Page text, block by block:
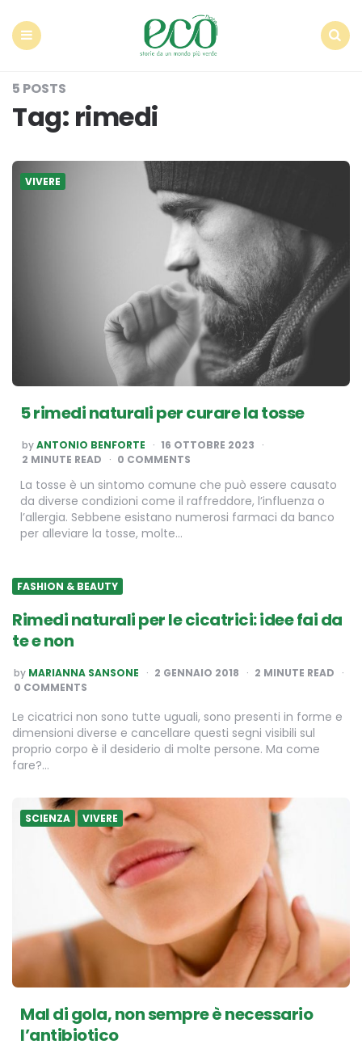
5 POSTS
Tag: rimedi
VIVERE
5 rimedi naturali per curare la tosse
POSTED
BY
byANTONIO BENFORTE
16 OTTOBRE 2023
2 MINUTE READ 0 COMMENTS
La tosse è un sintomo comune che può essere causato
da diverse condizioni come il raffreddore, l’influenza o
l’allergia. Sebbene esistano numerosi farmaci da banco
per alleviare la tosse, molte…
FASHION & BEAUTY
Rimedi naturali per le cicatrici: idee fai da
te e non
POSTED
BY
by MARIANNA SANSONE 2 GENNAIO 2018 2 MINUTE READ
0 COMMENTS
Le cicatrici non sono tutte uguali, sono presenti in forme e
dimensioni diverse e cancellare questi segni visibili sul
proprio corpo è il desiderio di molte persone. Ma come
fare?…
SCIENZA VIVERE
Mal di gola, non sempre è necessario
l’antibiotico